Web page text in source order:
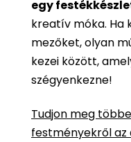
egy
kreatív móka. Ha
mezőket, olyan
kezei között,
szégyenkezne!
Tudjon meg
festményekről az